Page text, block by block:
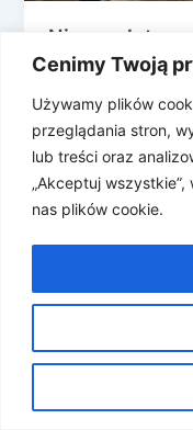
Cenimy Twoją
Używamy plików
przeglądania stron,
lub treści oraz
„Akceptuj
nas plików cookie.
Niemowlęta
Chciałabym
opracowali gadżet,
zawsze, a
język […]
Prawa autorskie ©